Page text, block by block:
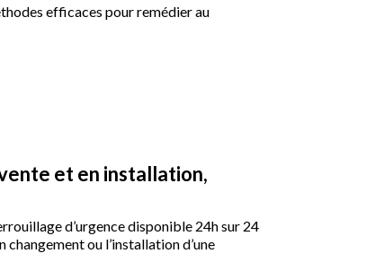
efficaces pour remédier au
et en installation,
d’urgence disponible 24h sur 24
ou l’installation d’une